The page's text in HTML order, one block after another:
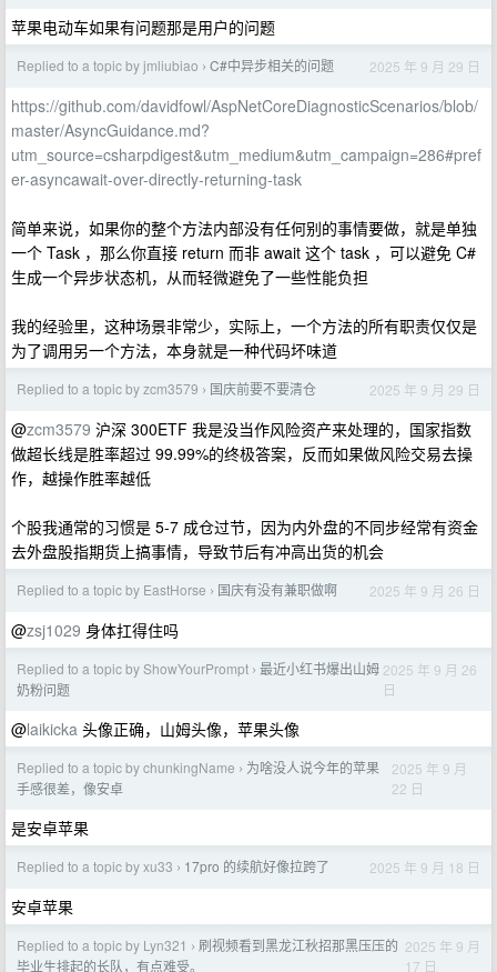
苹果电动车如果有问题那是用户的问题
Replied to a topic by jmliubiao › C#中异步相关的问题 2025 年 9 月 29 日
https://github.com/davidfowl/AspNetCoreDiagnosticScenarios/blob/
master/AsyncGuidance.md?
utm_source=csharpdigest&utm_medium&utm_campaign=286#pref
er-asyncawait-over-directly-returning-task
简单来说，如果你的整个方法内部没有任何别的事情要做，就是单独
一个 Task ，那么你直接 return 而非 await 这个 task ，可以避免 C#
生成一个异步状态机，从而轻微避免了一些性能负担
我的经验里，这种场景非常少，实际上，一个方法的所有职责仅仅是
为了调用另一个方法，本身就是一种代码坏味道
Replied to a topic by zcm3579 › 国庆前要不要清仓 2025 年 9 月 29 日
@zcm3579 沪深 300ETF 我是没当作风险资产来处理的，国家指数
做超长线是胜率超过 99.99%的终极答案，反而如果做风险交易去操
作，越操作胜率越低
个股我通常的习惯是 5-7 成仓过节，因为内外盘的不同步经常有资金
去外盘股指期货上搞事情，导致节后有冲高出货的机会
Replied to a topic by EastHorse › 国庆有没有兼职做啊 2025 年 9 月 26 日
@zsj1029 身体扛得住吗
Replied to a topic by ShowYourPrompt › 最近小红书爆出山姆
奶粉问题
2025 年 9 月 26
日
@laikicka 头像正确，山姆头像，苹果头像
Replied to a topic by chunkingName › 为啥没人说今年的苹果
手感很差，像安卓
2025 年 9 月
22 日
是安卓苹果
Replied to a topic by xu33 › 17pro 的续航好像拉跨了 2025 年 9 月 18 日
安卓苹果
Replied to a topic by Lyn321 › 刷视频看到黑龙江秋招那黑压压的
毕业生排起的长队，有点难受。
2025 年 9 月
17 日